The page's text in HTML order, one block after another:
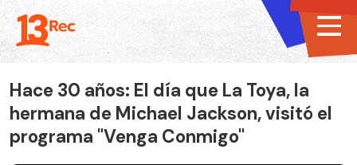
Hace 30 años: El día que La Toya, la
hermana de Michael Jackson, visitó el
programa "Venga Conmigo"